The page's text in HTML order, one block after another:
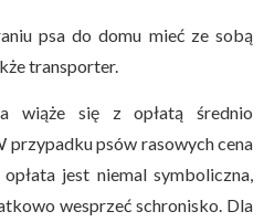
psa do domu mieć ze sobą
transporter.
wiąże się z opłatą średnio
przypadku psów rasowych cena
jest niemal symboliczna,
wesprzeć schronisko. Dla